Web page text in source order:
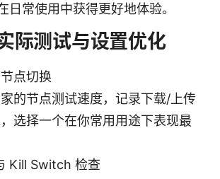
日常使用中获得更好地体验。
际测试与设置优化
点切换
的节点测试速度，记录下载/上传
选择一个在你常用用途下表现最
Kill Switch 检查